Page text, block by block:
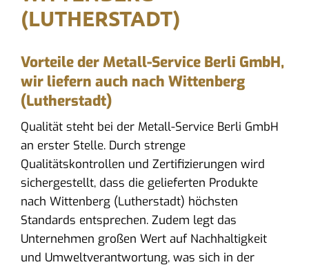
(LUTHERSTADT)
Vorteile der Metall-Service Berli GmbH,
wir liefern auch nach Wittenberg
(Lutherstadt)
Qualität steht bei der Metall-Service Berli GmbH
an erster Stelle. Durch strenge
Qualitätskontrollen und Zertifizierungen wird
sichergestellt, dass die gelieferten Produkte
nach Wittenberg (Lutherstadt) höchsten
Standards entsprechen. Zudem legt das
Unternehmen großen Wert auf Nachhaltigkeit
und Umweltverantwortung, was sich in der